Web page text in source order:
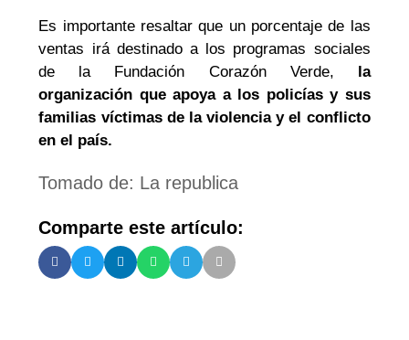
Es importante resaltar que un porcentaje de las
ventas irá destinado a los programas sociales
de la Fundación Corazón Verde, la
organización que apoya a los policías y sus
familias víctimas de la violencia y el conflicto
en el país.
Tomado de: La republica
Comparte este artículo: